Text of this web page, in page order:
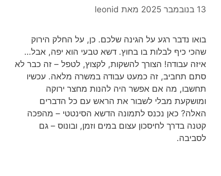
13 בנובמבר 2025 מאת leonid
בואו נדבר רגע על הגינה שלכם. כן, על החלק הירוק
שהכי כיף לבלות בו בחוץ. דשא טבעי הוא יפה, אבל…
איזה עבודה! הצורך להשקות, לקצוץ, לטפל – זה כבר לא
סתם תחביב, זה כמעט עבודה במשרה מלאה. עכשיו
תחשבו, מה אם אפשר היה להנות מחצר ירוקה
ומושקעת מבלי לשבור את הראש עם כל הדברים
האלה? כאן נכנס לתמונה הדשא הסינטטי – מהפכה
קטנה בדרך לחיסכון עצום במים וזמן, ובונוס – גם
לסביבה.